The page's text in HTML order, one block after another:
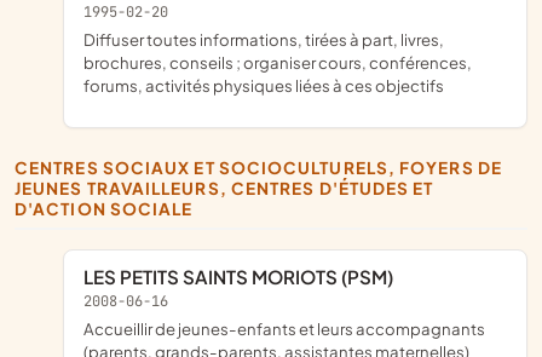
1995-02-20
diffuser toutes informations, tirées à part, livres,
brochures, conseils ; organiser cours, conférences,
forums, activités physiques liées à ces objectifs
CENTRES SOCIAUX ET SOCIOCULTURELS, FOYERS DE
JEUNES TRAVAILLEURS, CENTRES D'ÉTUDES ET
D'ACTION SOCIALE
LES PETITS SAINTS MORIOTS (PSM)
2008-06-16
accueillir de jeunes-enfants et leurs accompagnants
(parents, grands-parents, assistantes maternelles)